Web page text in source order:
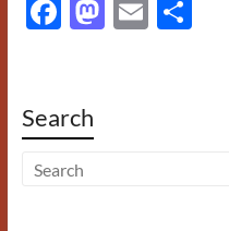
F
b
o
o
M E S
Search